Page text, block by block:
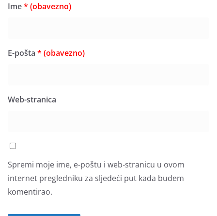
Ime* (obavezno)
E-pošta * (obavezno)
Web-stranica
Spremi moje ime, e-poštu i web-stranicu u ovom
internet pregledniku za sljedeći put kada budem
komentirao.